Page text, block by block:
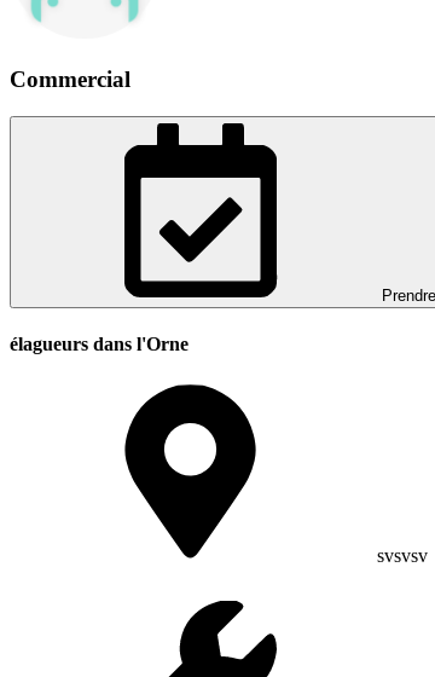
Commercial
élagueurs dans l'Orne
svsvsv